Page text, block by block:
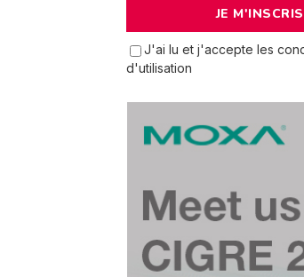
J'ai lu et j'accepte les
d'utilisation